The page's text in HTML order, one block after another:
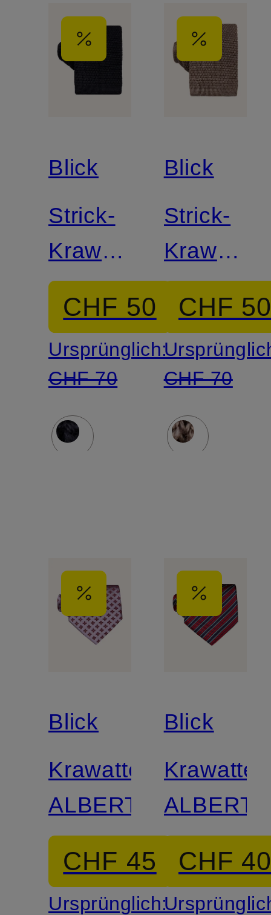
Blick
Strick-
Krawatte
HANSEAT
CHF 50
Ursprünglich:
CHF 70
Blick
Strick-
Krawatte
CHF
CHF 70
Blick
Krawatte
ALBERT
CHF 45
Ursprünglich:
Blick
Krawatte
ALBERT
CHF